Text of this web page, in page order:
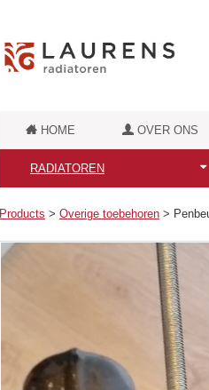
HOME OVER ONS
RADIATOREN
Alle Laurens Radiatoren
Puur Elektrische radiatoren
Retro badkamerradiatoren
Luxe badkamerradiatoren
Products > Overige toebehoren >